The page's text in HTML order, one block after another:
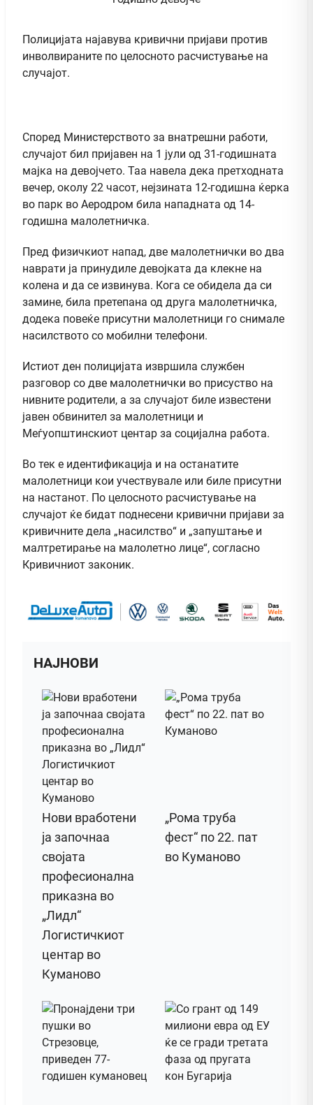
Полицијата најавува кривични пријави против
инволвираните по целосното расчистување на
случајот.
Според Министерството за внатрешни работи,
случајот бил пријавен на 1 јули од 31-годишната
мајка на девојчето. Таа навела дека претходната
вечер, околу 22 часот, нејзината 12-годишна ќерка
во парк во Аеродром била нападната од 14-
годишна малолетничка.
Пред физичкиот напад, две малолетнички во два
наврати ја принудиле девојката да клекне на
колена и да се извинува. Кога се обидела да си
замине, била претепана од друга малолетничка,
додека повеќе присутни малолетници го снимале
насилството со мобилни телефони.
Истиот ден полицијата извршила службен
разговор со две малолетнички во присуство на
нивните родители, а за случајот биле известени
јавен обвинител за малолетници и
Меѓуопштинскиот центар за социјална работа.
Во тек е идентификација и на останатите
малолетници кои учествувале или биле присутни
на настанот. По целосното расчистување на
случајот ќе бидат поднесени кривични пријави за
кривичните дела „насилство“ и „запуштање и
малтретирање на малолетно лице“, согласно
Кривичниот законик.
НАЈНОВИ
Нови вработени
ја започнаа
својата
професионална
приказна во
„Лидл“
Логистичкиот
центар во
Куманово
„Рома труба
фест“ по 22. пат
во Куманово